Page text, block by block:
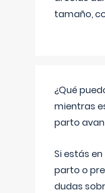
tamaño,
¿Qué
mientras
parto
Si estás
parto o
dudas